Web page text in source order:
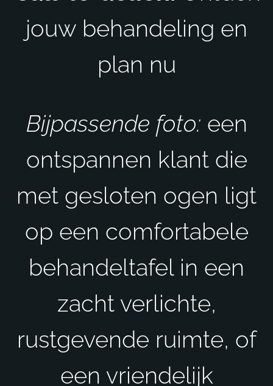
jouw behandeling en
plan nu
Bijpassende foto: een
ontspannen klant die
met gesloten ogen ligt
op een comfortabele
behandeltafel in een
zacht verlichte,
rustgevende ruimte, of
een vriendelijk